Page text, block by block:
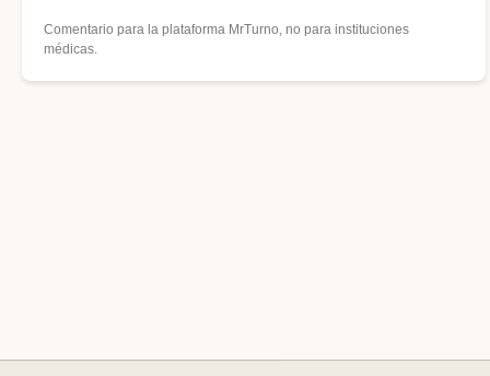
Comentario para la plataforma MrTurno, no para instituciones
médicas.